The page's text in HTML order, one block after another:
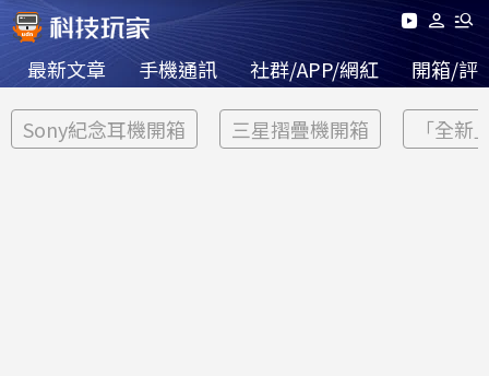
最新文章 手機通訊 社群/APP/網紅 開箱/評
Sony紀念耳機開箱 三星摺疊機開箱 「全新